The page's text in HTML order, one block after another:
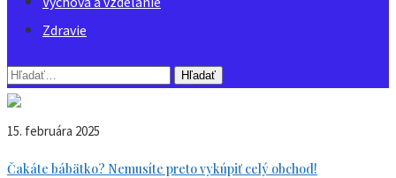
Zdravie
Vyhľadávanie
pre:
15. februára 2025
Čakáte bábätko? Nemusíte preto vykúpiť celý obchod!